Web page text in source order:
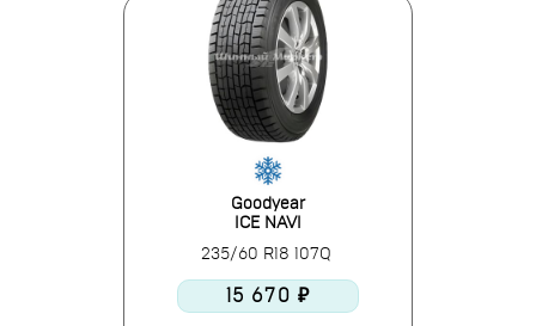
Goodyear
ICE NAVI
235/60 R18 107Q
15 670 ₽